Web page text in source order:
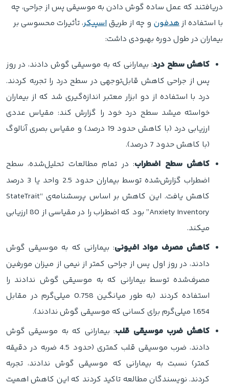
دریافتند که عمل ساده گوش دادن به موسیقی پس از جراحی، چه
با استفاده از هدفون و چه از طریقاسپیکر، تأثیرات محسوسی بر
بیماران در طول دوره بهبودی داشت:
کاهش سطح درد: بیمارانی که به موسیقی گوش دادند، در روز
پس از جراحی کاهش قابل‌توجهی در سطح درد را تجربه کردند.
درد با استفاده از دو ابزار معتبر اندازه‌گیری شد که از بیماران
خواسته میشد سطح درد خود را گزارش کند: مقیاس عددی
ارزیابی درد (با کاهش حدود 19 درصد) و مقیاس بصری آنالوگ
(با کاهش حدود 7 درصد).
کاهش سطح اضطراب: در تمام مطالعات تحلیل‌شده، سطح
اضطراب گزارش‌شده توسط بیماران حدود 2.5 واحد یا 3 درصد
کاهش یافت. این کاهش بر اساس پرسشنامه‌ی “StateTrait
Anxiety Inventory” بود که اضطراب را در مقیاسی از 80 ارزیابی
میکند.
کاهش مصرف مواد افیونی: بیمارانی که به موسیقی گوش
دادند، در روز اول پس از جراحی کمتر از نیمی از میزان مورفین
مصرف‌شده توسط بیمارانی که به موسیقی گوش ندادند را
استفاده کردند (به طور میانگین 0.758 میلی‌گرم در مقابل
1.654 میلی‌گرم برای کسانی که موسیقی گوش ندادند).
کاهش ضرب موسیقی قلب: بیمارانی که به موسیقی گوش
دادند، ضرب موسیقی قلب کمتری (حدود 4.5 ضربه در دقیقه
کمتر) نسبت به بیمارانی که موسیقی گوش ندادند، تجربه
کردند. نویسندگان مطالعه تاکید کردند که این کاهش اهمیت